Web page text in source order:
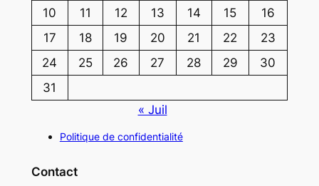
10
11 12 13 14 15
16
17
18 19 20 21 22
23
24
25 26 27 28 29
30
31
« Juil
Politique de confidentialité
Contact